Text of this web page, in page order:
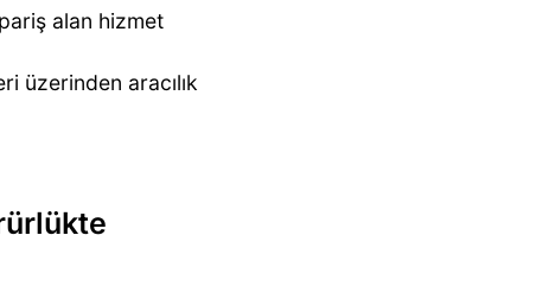
alan hizmet
üzerinden aracılık